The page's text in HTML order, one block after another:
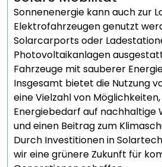
Sonnenenergie kann auch zur
Elektrofahrzeugen genutzt
Solarcarports oder
Photovoltaikanlagen
Fahrzeuge mit sauberer
Insgesamt bietet die Nutzung
eine Vielzahl von
Energiebedarf auf nachhaltige
und einen Beitrag zum
Durch Investitionen in
wir eine grünere Zukunft für